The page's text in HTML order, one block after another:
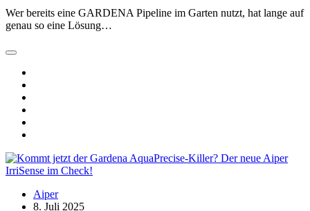
Wer bereits eine GARDENA Pipeline im Garten nutzt, hat lange auf
genau so eine Lösung…
Aiper
8. Juli 2025